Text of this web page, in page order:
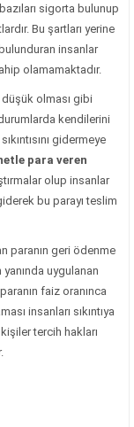
sigorta bulunup
Bu şartları yerine
insanlar
olamamaktadır.
olması gibi
kendilerini
gidermeye
para veren
olup insanlar
bu parayı teslim
paranın geri ödenme
uygulanan
faiz oranınca
insanları sıkıntıya
tercih hakları